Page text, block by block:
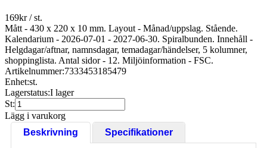
169kr/ st.
Mått - 430 x 220 x 10 mm. Layout - Månad/uppslag. Stående.
Kalendarium - 2026-07-01 - 2027-06-30. Spiralbunden. Innehåll -
Helgdagar/aftnar, namnsdagar, temadagar/händelser, 5 kolumner,
shoppinglista. Antal sidor - 12. Miljöinformation - FSC.
Artikelnummer:7333453185479
Enhet:st.
Lagerstatus:I lager
St:
Lägg i varukorg
Beskrivning
Specifikationer